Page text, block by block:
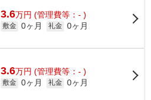
3.6万円 (管理費等：- )
敷金 0ヶ月 礼金 0ヶ月
3.6万円 (管理費等：- )
敷金 0ヶ月 礼金 0ヶ月